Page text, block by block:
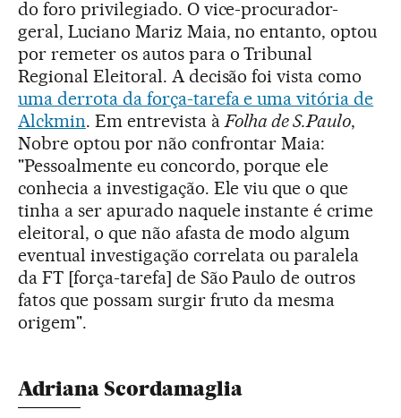
do foro privilegiado. O vice-procurador-
geral, Luciano Mariz Maia, no entanto, optou
por remeter os autos para o Tribunal
Regional Eleitoral. A decisão foi vista como
uma derrota da força-tarefa e uma vitória de
Alckmin. Em entrevista à Folha de S.Paulo,
Nobre optou por não confrontar Maia:
"Pessoalmente eu concordo, porque ele
conhecia a investigação. Ele viu que o que
tinha a ser apurado naquele instante é crime
eleitoral, o que não afasta de modo algum
eventual investigação correlata ou paralela
da FT [força-tarefa] de São Paulo de outros
fatos que possam surgir fruto da mesma
origem".
Adriana Scordamaglia